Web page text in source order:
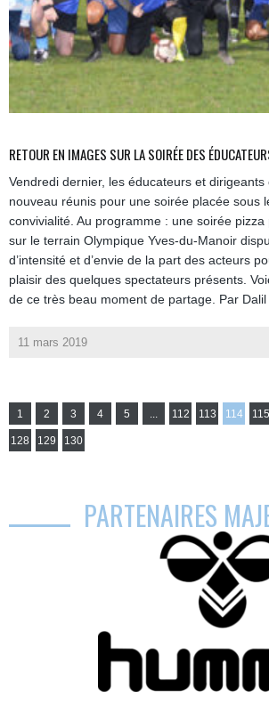
RETOUR EN IMAGES SUR LA SOIRÉE DES
Vendredi dernier, les éducateurs et
nouveau réunis pour une soirée placée sous
convivialité. Au programme : une soirée pizza
sur le terrain Olympique Yves-du-Manoir
d’intensité et d’envie de la part des acteurs
plaisir des quelques spectateurs présents.
de ce très beau moment de partage. Par
11 mars 2019
1 2 3 4 5 ... 112 113 114 115
128 129 130
PARTENAIRES